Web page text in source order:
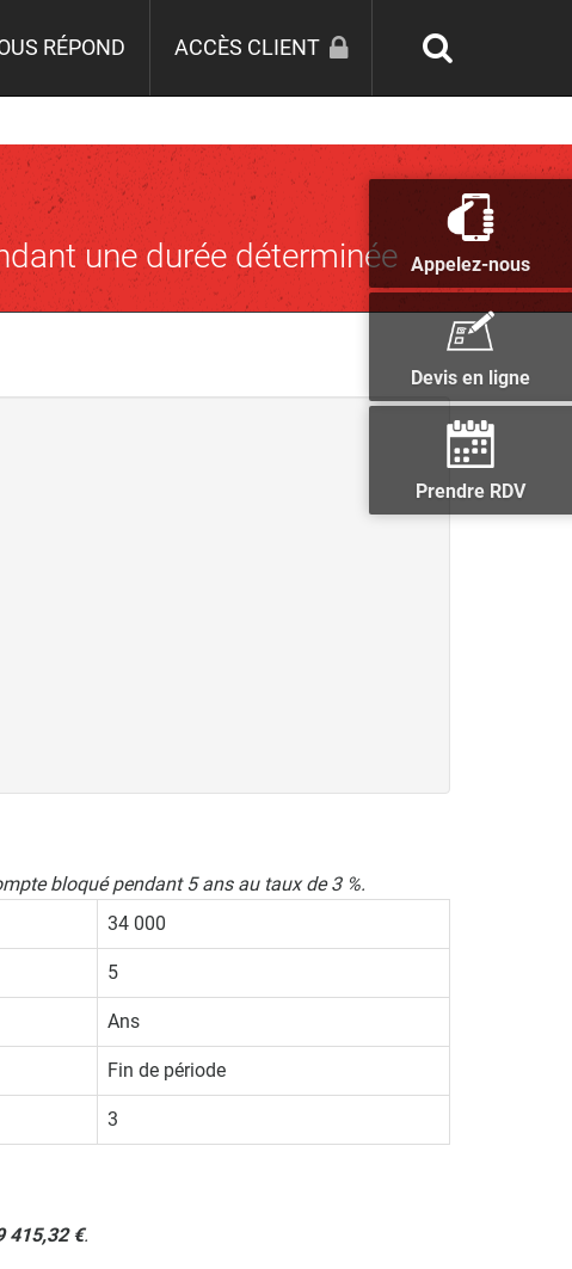
RÉPOND ACCÈS CLIENT
Appelez-nous
Devis en ligne
Prendre RDV
une durée déterminée
bloqué pendant 5 ans au taux de 3 %.
34 000
5
Ans
Fin de période
3
415,32 €.